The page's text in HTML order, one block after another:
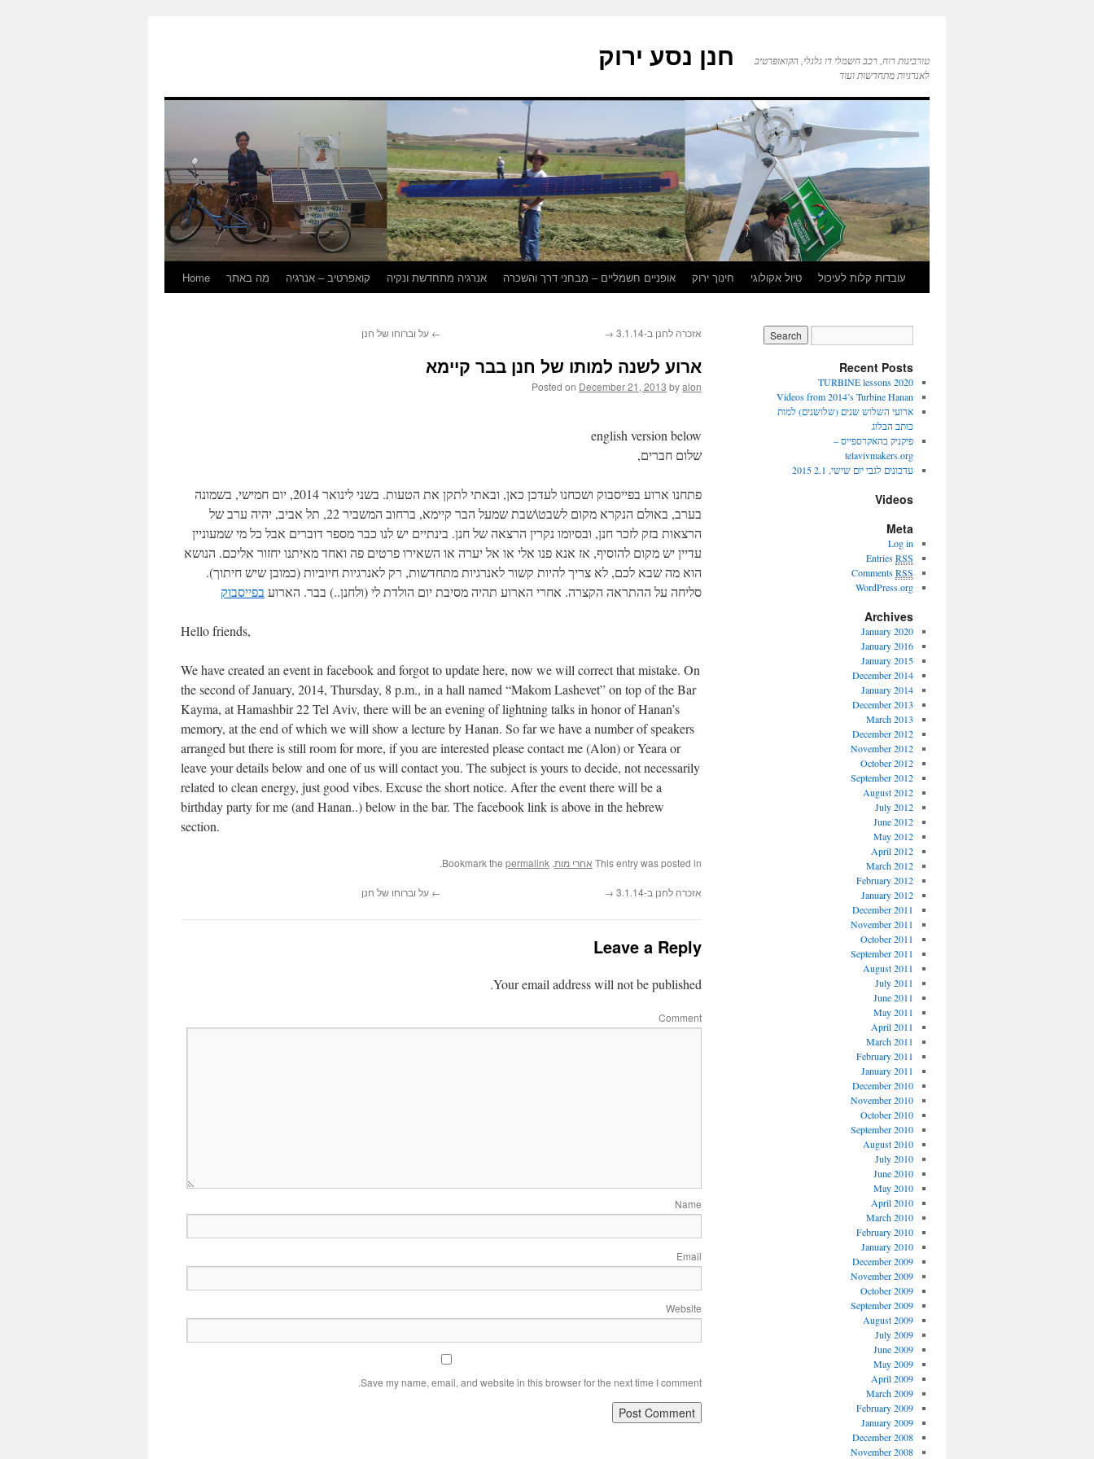
חנן נסע ירוק
טורבינות רוח, רכב חשמלי דו גלגלי, הקואופרטיב
לאנרגיות מתחדשות ועוד
Skip
Home מה באתר קואפרטיב – אנרגיה אנרגיה מתחדשת ונקיה אופניים חשמליים – מבחני דרך והשכרה חינוך ירוק טיול אקולוגי עובדות קלות לעיכול
← על וברוחו של חנן אזכרה לחנן ב-3.1.14 →
ארוע לשנה למותו של חנן בבר קיימא
Posted on December 21, 2013 byalon
english version below
שלום חברים,
פתחנו ארוע בפייסבוק ושכחנו לעדכן כאן, ובאתי לתקן את הטעות. בשני לינואר 2014, יום חמישי, בשמונה
בערב, באולם הנקרא מקום לשבט\שבת שמעל הבר קיימא, ברחוב המשביר 22, תל אביב, יהיה ערב של
הרצאות בזק לזכר חנן, ובסיומו נקרין הרצאה של חנן. בינתיים יש לנו כבר מספר דוברים אבל כל מי שמעוניין
עדיין יש מקום להוסיף, אז אנא פנו אלי או אל יערה או השאירו פרטים פה ואחד מאיתנו יחזור אליכם. הנושא
הוא מה שבא לכם, לא צריך להיות קשור לאנרגיות מתחדשות, רק לאנרגיות חיוביות (כמובן שיש חיתוך).
סליחה על ההתראה הקצרה. אחרי הארוע תהיה מסיבת יום הולדת לי (ולחנן..) בבר. הארוע בפייסבוק
Hello friends,
We have created an event in facebook and forgot to update here, now we will correct that mistake. On
the second of January, 2014, Thursday, 8 p.m., in a hall named “Makom Lashevet” on top of the Bar
Kayma, at Hamashbir 22 Tel Aviv, there will be an evening of lightning talks in honor of Hanan’s
memory, at the end of which we will show a lecture by Hanan. So far we have a number of speakers
arranged but there is still room for more, if you are interested please contact me (Alon) or Yeara or
leave your details below and one of us will contact you. The subject is yours to decide, not necessarily
related to clean energy, just good vibes. Excuse the short notice. After the event there will be a
birthday party for me (and Hanan..) below in the bar. The facebook link is above in the hebrew
section.
This entry was posted in אחרי מות. Bookmark the
permalink
.
← על וברוחו של חנן אזכרה לחנן ב-3.1.14 →
Leave a Reply
Your email address will not be published.
Comment
Name
Email
Website
Save my name, email, and website in this browser for the next time I comment.
Recent Posts
2020 TURBINE lessons
Videos from 2014’s Turbine Hanan
ארועי השלוש שנים (שלושנים) למות
כותב הבלוג
פיקניק בהאקרספייס –
telavivmakers.org
עדכונים לגבי יום שישי, 2.1 2015
Videos
Meta
Log in
EntriesRSS
CommentsRSS
WordPress.org
Archives
January 2020
January 2016
January 2015
December 2014
January 2014
December 2013
March 2013
December 2012
November 2012
October 2012
September 2012
August 2012
July 2012
June 2012
May 2012
April 2012
March 2012
February 2012
January 2012
December 2011
November 2011
October 2011
September 2011
August 2011
July 2011
June 2011
May 2011
April 2011
March 2011
February 2011
January 2011
December 2010
November 2010
October 2010
September 2010
August 2010
July 2010
June 2010
May 2010
April 2010
March 2010
February 2010
January 2010
December 2009
November 2009
October 2009
September 2009
August 2009
July 2009
June 2009
May 2009
April 2009
March 2009
February 2009
January 2009
December 2008
November 2008